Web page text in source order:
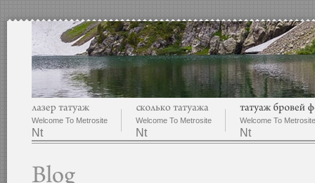
Welcome To Metrosite
Nt
Welcome To Metrosite
Nt
Welcome To Metrosite
Nt